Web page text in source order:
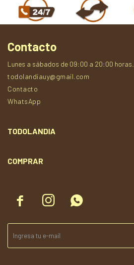
  
Contacto
Lunes a sábados de 09:00 a 20:00 horas.
todolandiauy@gmail.com
Contacto
WhatsApp
TODOLANDIA
COMPRAR